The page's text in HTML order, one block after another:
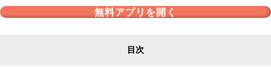
無料アプリを開く
目次